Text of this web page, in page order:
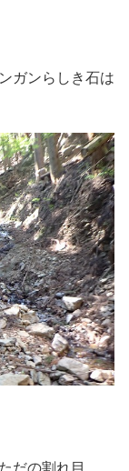
ガンらしき石は
だの割れ目。